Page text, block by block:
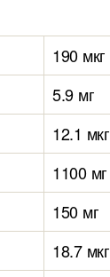
190 мкг
5.9 мг
12.1 мкг
1100 мг
150 мг
18.7 мкг